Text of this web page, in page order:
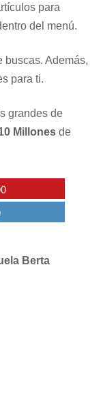
para
del menú.
buscas. Además,
para ti.
grandes de
Millones de
Berta